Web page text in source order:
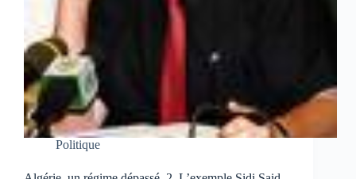
Politique